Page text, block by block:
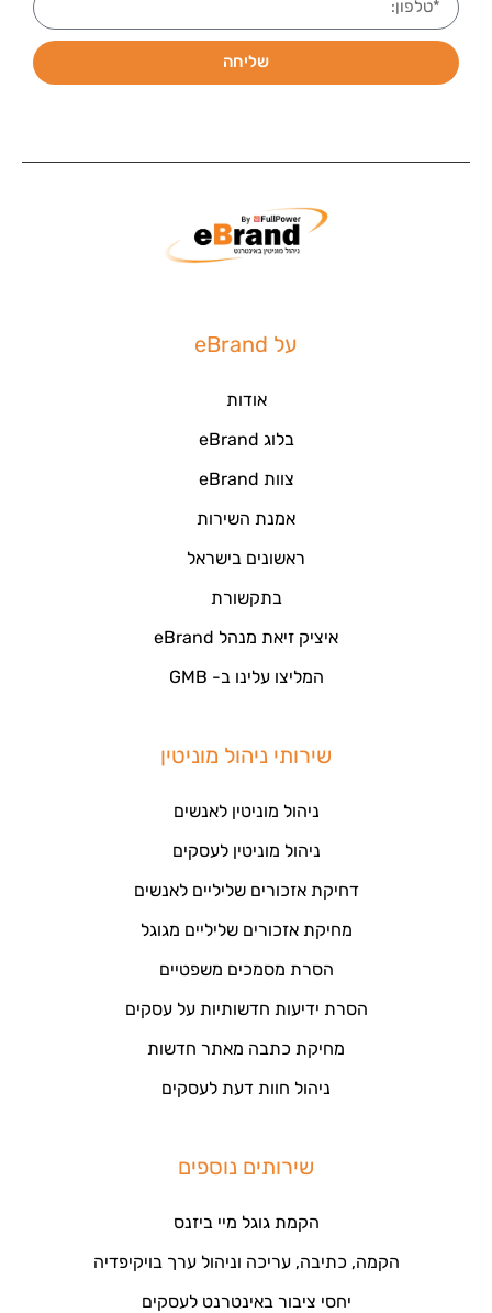
שליחה
על eBrand
אודות
בלוג eBrand
צוות eBrand
אמנת השירות
ראשונים בישראל
בתקשורת
איציק זיאת מנהל eBrand
המליצו עלינו ב- GMB
שירותי ניהול מוניטין
ניהול מוניטין לאנשים
ניהול מוניטין לעסקים
דחיקת אזכורים שליליים לאנשים
מחיקת אזכורים שליליים מגוגל
הסרת מסמכים משפטיים
הסרת ידיעות חדשותיות על עסקים
מחיקת כתבה מאתר חדשות
ניהול חוות דעת לעסקים
שירותים נוספים
הקמת גוגל מיי ביזנס
הקמה, כתיבה, עריכה וניהול ערך בויקיפדיה
יחסי ציבור באינטרנט לעסקים